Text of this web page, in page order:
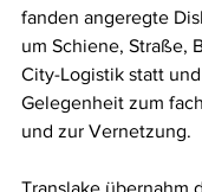
fanden angeregte
um Schiene, Straße,
City-Logistik statt
Gelegenheit zum
und zur Vernetzung.
Translake übernahm